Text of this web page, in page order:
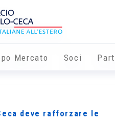
Mercato Soci
deve rafforzare le